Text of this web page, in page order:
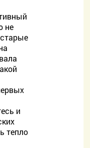
не
и
тепло